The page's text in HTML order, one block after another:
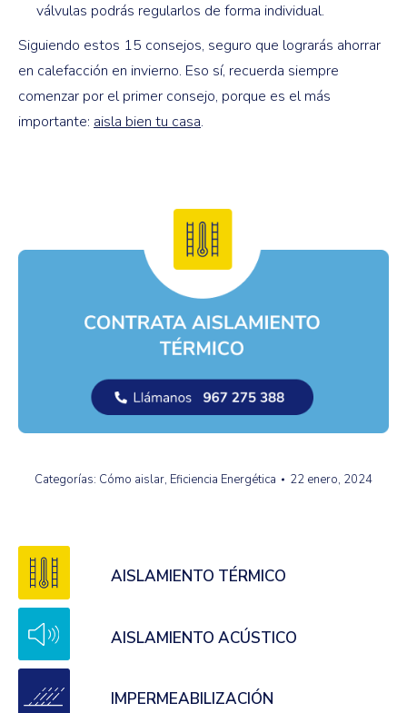
válvulas podrás regularlos de forma individual.
Siguiendo estos 15 consejos, seguro que lograrás ahorrar
en calefacción en invierno. Eso sí, recuerda siempre
comenzar por el primer consejo, porque es el más
importante: aisla bien tu casa.
Categorías: Cómo aislar, Eficiencia Energética 22 enero, 2024
AISLAMIENTO TÉRMICO
AISLAMIENTO ACÚSTICO
IMPERMEABILIZACIÓN